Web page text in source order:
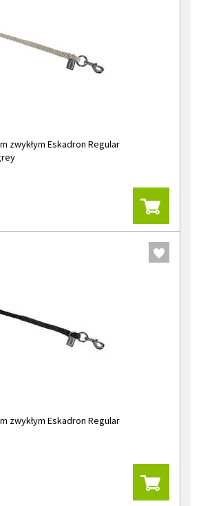
zwykłym Eskadron Regular
zwykłym Eskadron Regular